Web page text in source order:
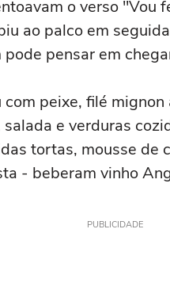
o verso "Vou
ao palco em
pensar em
peixe, filé
e verduras
tortas, mousse de
- beberam vinho
PUBLICIDADE